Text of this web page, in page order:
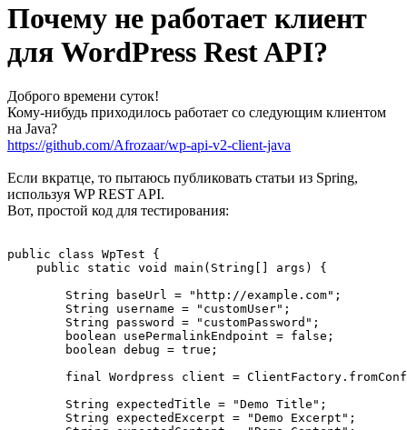
Почему не работает клиент
для WordPress Rest API?
Доброго времени суток!
Кому-нибудь приходилось работает со следующим клиентом
на Java?
https://github.com/Afrozaar/wp-api-v2-client-java
Если вкратце, то пытаюсь публиковать статьи из Spring,
используя WP REST API.
Вот, простой код для тестирования:
public class WpTest {
    public static void main(String[] args) {
        String baseUrl = "http://example.com";
        String username = "customUser";
        String password = "customPassword";
        boolean usePermalinkEndpoint = false;
        boolean debug = true;
final Wordpress client =
        String expectedTitle = "Demo Title";
        String expectedExcerpt = "Demo Excerpt";